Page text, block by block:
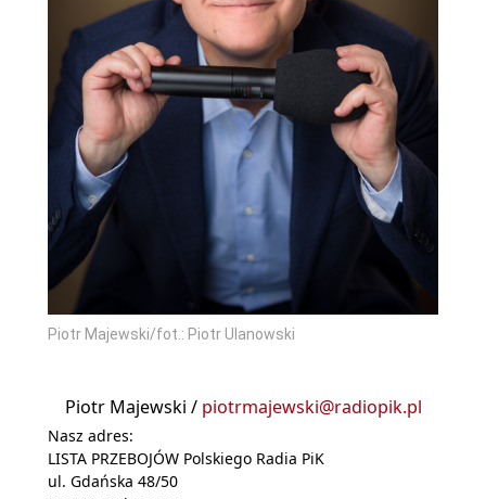
Piotr Majewski/fot.: Piotr Ulanowski
Piotr Majewski / piotrmajewski@radiopik.pl
Nasz adres:
LISTA PRZEBOJÓW Polskiego Radia PiK
ul. Gdańska 48/50